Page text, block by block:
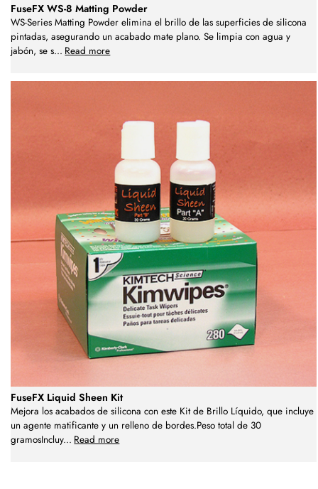
FuseFX WS-8 Matting Powder
WS-Series Matting Powder elimina el brillo de las superficies de silicona
pintadas, asegurando un acabado mate plano. Se limpia con agua y
jabón, se s... Read more
FuseFX Liquid Sheen Kit
Mejora los acabados de silicona con este Kit de Brillo Líquido, que incluye
un agente matificante y un relleno de bordes.Peso total de 30
gramosIncluy... Read more